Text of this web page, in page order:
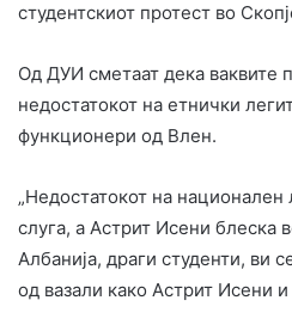
студентскиот протест во
Од ДУИ сметаат дека ваквите
недостатокот на етнички
функционери од Влен.
„Недостатокот на национален
слуга, а Астрит Исени блеска
Албанија, драги студенти, ви
од вазали како Астрит Исени и